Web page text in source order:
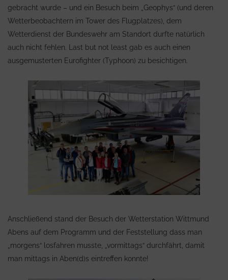
gebracht wurde – und ein Besuch beim „Geophys“ (und deren
Wetterbeobachtern im Tower des Flugplatzes), dem
Wetterdienst der Bundeswehr am Standort durfte natürlich
auch nicht fehlen. Last but not least gab es auch einen
ausgemusterten Eurofighter (Typhoon) zu besichtigen.
Anschließend stand der Besuch der Wetterstation Wittmund
Abens auf dem Programm und der Feststellung dass man
„morgens“ losfahren musste, „vormittags“ durchfährt, damit
man mittags in Aben(d)s eintreffen konnte!